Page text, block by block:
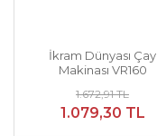
İkram Dünyası Çay
Makinası VR160
1.672,91 TL
1.079,30 TL